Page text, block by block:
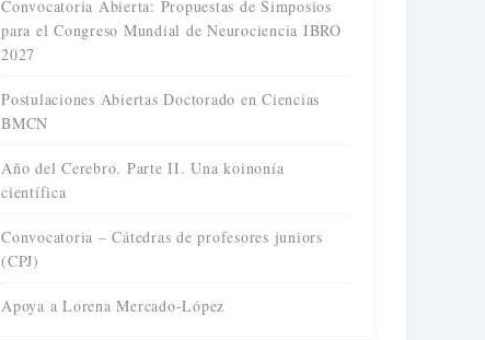
Convocatoria Abierta: Propuestas de Simposios
para el Congreso Mundial de Neurociencia IBRO
2027
Postulaciones Abiertas Doctorado en Ciencias
BMCN
Año del Cerebro. Parte II. Una koinonía
científica
Convocatoria – Cátedras de profesores juniors
(CPJ)
Apoya a Lorena Mercado-López